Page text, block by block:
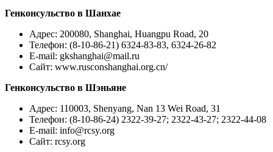
Генконсульство в Шанхае
Адрес: 200080, Shanghai, Huangpu Road, 20
Телефон: (8-10-86-21) 6324-83-83, 6324-26-82
E-mail: gkshanghai@mail.ru
Сайт: www.rusconshanghai.org.cn/
Генконсульство в Шэньяне
Адрес: 110003, Shenyang, Nan 13 Wei Road, 31
Телефон: (8-10-86-24) 2322-39-27; 2322-43-27; 2322-44-08
E-mail: info@rcsy.org
Сайт: rcsy.org